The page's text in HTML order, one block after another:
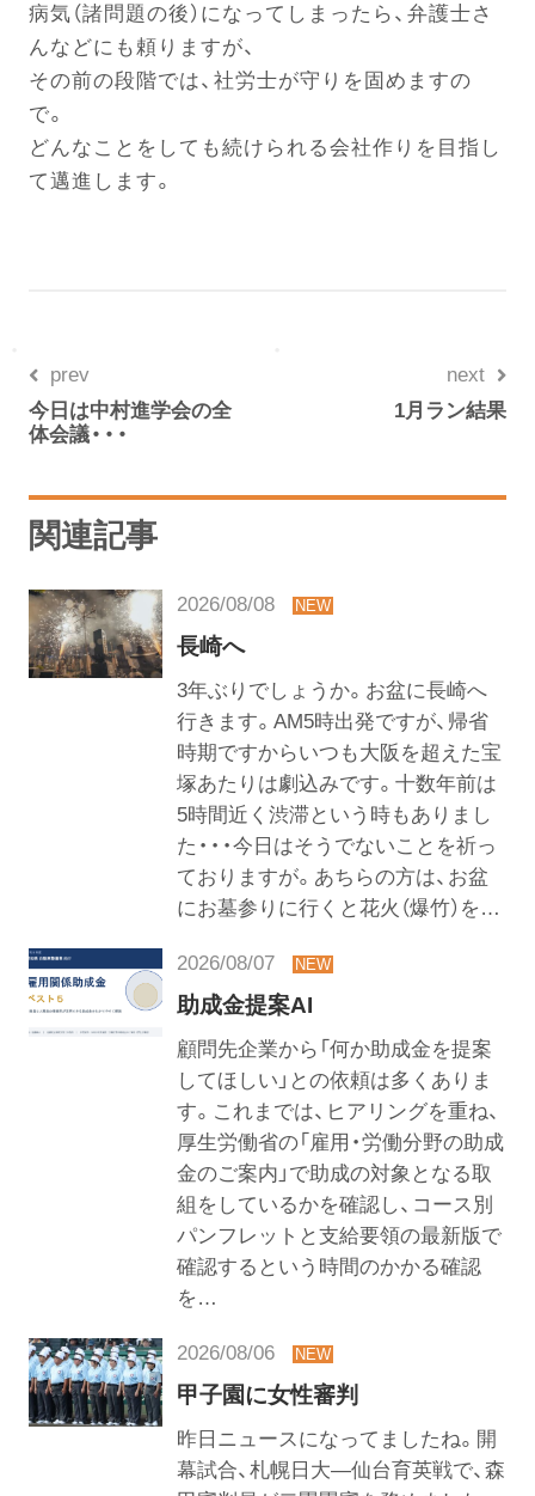
病気（諸問題の後）になってしまったら、弁護士さ
んなどにも頼りますが、
その前の段階では、社労士が守りを固めますの
で。
どんなことをしても続けられる会社作りを目指し
て邁進します。
prev
今日は中村進学会の全
体会議・・・
next
1月ラン結果
関連記事
2026/08/08
長崎へ
3年ぶりでしょうか。お盆に長崎へ
行きます。AM5時出発ですが、帰省
時期ですからいつも大阪を超えた宝
塚あたりは劇込みです。十数年前は
5時間近く渋滞という時もありまし
た・・・今日はそうでないことを祈っ
ておりますが。あちらの方は、お盆
にお墓参りに行くと花火（爆竹）を…
2026/08/07
助成金提案AI
顧問先企業から「何か助成金を提案
してほしい」との依頼は多くありま
す。これまでは、ヒアリングを重ね、
厚生労働省の「雇用・労働分野の助成
金のご案内」で助成の対象となる取
組をしているかを確認し、コース別
パンフレットと支給要領の最新版で
確認するという時間のかかる確認
を…
2026/08/06
甲子園に女性審判
昨日ニュースになってましたね。開
幕試合、札幌日大―仙台育英戦で、森